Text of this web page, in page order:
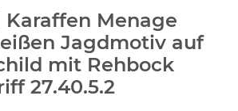
Karaffen Menage
Jagdmotiv auf
mit Rehbock
27.40.5.2